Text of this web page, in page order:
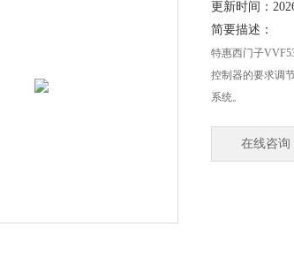
更新时间：
简要描述：
特惠西门子
控制器的要求调
系统。
在线咨询